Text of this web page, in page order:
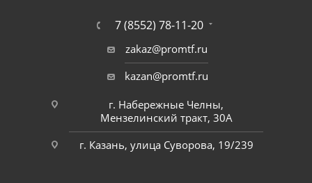
7 (8552) 78-11-20
zakaz@promtf.ru
kazan@promtf.ru
г. Набережные Челны,
Мензелинский тракт, 30А
г. Казань, улица Суворова, 19/239